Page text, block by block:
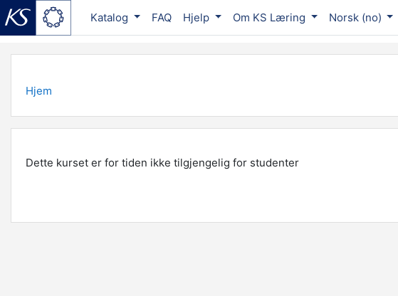
Katalog FAQ Hjelp Om KS Læring Norsk ‎(no)‎
Hjem
Dette kurset er for tiden ikke tilgjengelig for studenter